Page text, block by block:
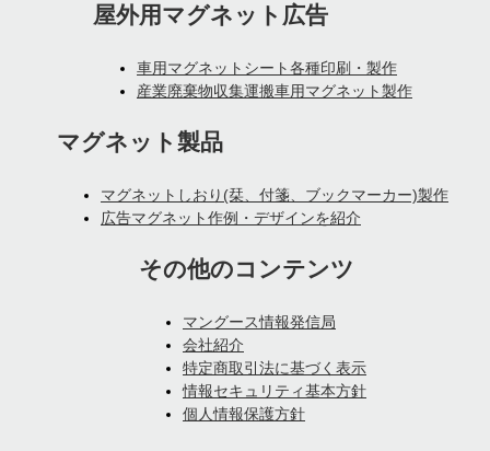
屋外用マグネット広告
車用マグネットシート各種印刷・製作
産業廃棄物収集運搬車用マグネット製作
マグネット製品
マグネットしおり(栞、付箋、ブックマーカー)製作
広告マグネット作例・デザインを紹介
その他のコンテンツ
マングース情報発信局
会社紹介
特定商取引法に基づく表示
情報セキュリティ基本方針
個人情報保護方針